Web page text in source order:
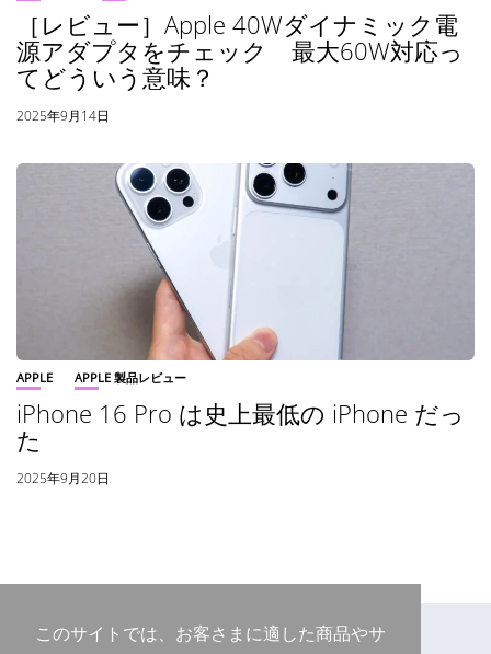
［レビュー］Apple 40Wダイナミック電
源アダプタをチェック 最大60W対応っ
てどういう意味？
2025年9月14日
APPLE APPLE 製品レビュー
iPhone 16 Pro は史上最低の iPhone だっ
た
2025年9月20日
このサイトでは、お客さまに適した商品やサ